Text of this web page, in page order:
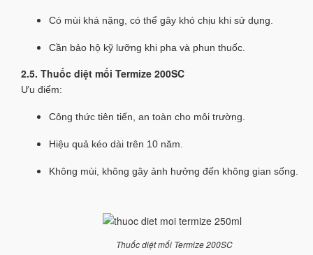
Có mùi khá nặng, có thể gây khó chịu khi sử dụng.
Cần bảo hộ kỹ lưỡng khi pha và phun thuốc.
2.5. Thuốc diệt mối Termize 200SC
Ưu điểm:
Công thức tiên tiến, an toàn cho môi trường.
Hiệu quả kéo dài trên 10 năm.
Không mùi, không gây ảnh hưởng đến không gian sống.
Thuốc diệt mối Termize 200SC